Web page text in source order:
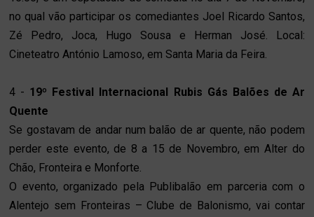
no qual vão participar os comediantes Joel Ricardo Santos,
Zé Pedro, Joca, Hugo Sousa e Herman José. Local:
Cineteatro António Lamoso, em Santa Maria da Feira.
4 - 19º Festival Internacional Rubis Gás Balões de Ar
Quente
Se gostavam de andar num balão de ar quente, não podem
perder este evento, de 8 a 15 de Novembro, em Alter do
Chão, Fronteira e Monforte.
O evento, organizado pela Publibalão em parceria com o
Alentejo sem Fronteiras – Clube de Balonismo, vai contar